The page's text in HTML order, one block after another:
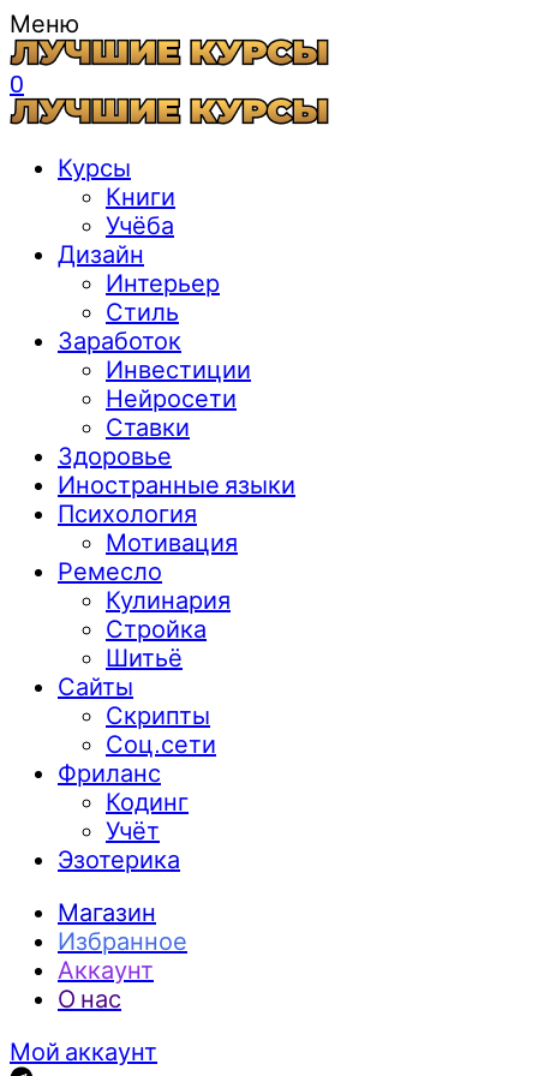
Меню
0
Курсы
Книги
Учёба
Дизайн
Интерьер
Стиль
Заработок
Инвестиции
Нейросети
Ставки
Здоровье
Иностранные языки
Психология
Мотивация
Ремесло
Кулинария
Стройка
Шитьё
Сайты
Скрипты
Соц.сети
Фриланс
Кодинг
Учёт
Эзотерика
Магазин
Избранное
Аккаунт
О нас
Мой аккаунт